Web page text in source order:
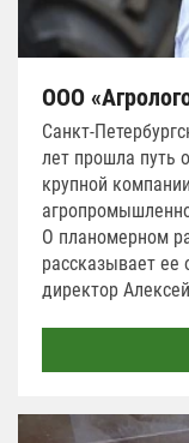
ООО
Санкт-
лет прошла путь
крупной
О планомерном
рассказывает ее
директор